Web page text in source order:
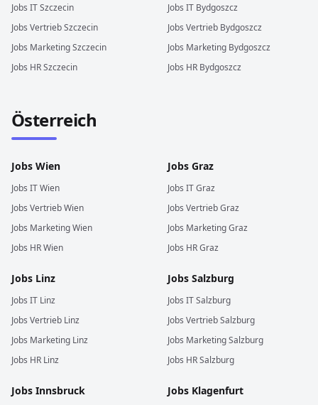
Jobs ITSzczecin
Jobs VertriebSzczecin
Jobs MarketingSzczecin
Jobs HRSzczecin
Jobs IT Bydgoszcz
Jobs Vertrieb Bydgoszcz
Jobs Marketing Bydgoszcz
Jobs HR Bydgoszcz
Österreich
Jobs Wien
Jobs ITWien
Jobs VertriebWien
Jobs MarketingWien
Jobs HRWien
Jobs Graz
Jobs ITGraz
Jobs VertriebGraz
Jobs MarketingGraz
Jobs HRGraz
Jobs Linz
Jobs IT Linz
Jobs Vertrieb Linz
Jobs Marketing Linz
Jobs HR Linz
Jobs Salzburg
Jobs ITSalzburg
Jobs VertriebSalzburg
Jobs MarketingSalzburg
Jobs HRSalzburg
Jobs Innsbruck Jobs Klagenfurt